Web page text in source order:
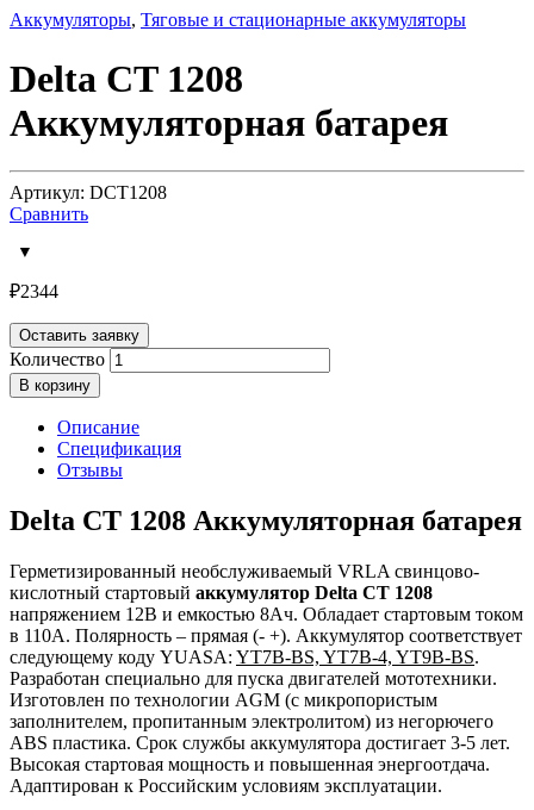
Аккумуляторы, Тяговые и стационарные аккумуляторы
Delta CT 1208
Аккумуляторная батарея
Артикул: DCT1208
Сравнить
₽2344
Оставить заявку
Количество
В корзину
Описание
Спецификация
Отзывы
Delta CT 1208 Аккумуляторная батарея
Герметизированный необслуживаемый VRLA cвинцово-
кислотный стартовый аккумулятор Delta CT 1208
напряжением 12В и емкостью 8Ач. Обладает стартовым током
в 110А. Полярность – прямая (- +). Аккумулятор соответствует
следующему коду YUASA: YT7B-BS, YT7B-4, YT9B-BS.
Разработан специально для пуска двигателей мототехники.
Изготовлен по технологии AGM (с микропористым
заполнителем, пропитанным электролитом) из негорючего
ABS пластика. Срок службы аккумулятора достигает 3-5 лет.
Высокая стартовая мощность и повышенная энергоотдача.
Адаптирован к Российским условиям эксплуатации.